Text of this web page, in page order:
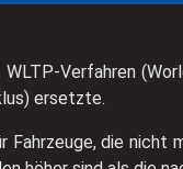
Verfahren
ersetzte.
die nicht